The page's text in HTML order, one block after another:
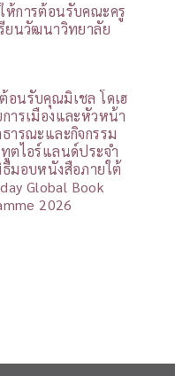
ห้การต้อนรับคณะครู
ยนวัฒนาวิทยาลัย
อนรับคุณมิเชล โดเฮ
ารเมืองและหัวหน้า
ารณะและกิจกรรม
ตไอร์แลนด์ประจำ
มอบหนังสือภายใต้
Global Book
2026